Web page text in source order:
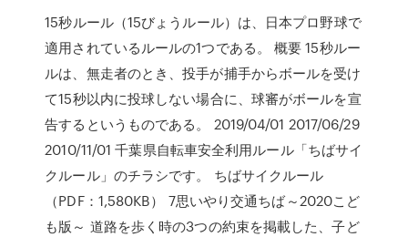
15秒ルール（15びょうルール）は、日本プロ野球で
適用されているルールの1つである。 概要 15秒ルー
ルは、無走者のとき、投手が捕手からボールを受け
て15秒以内に投球しない場合に、球審がボールを宣
告するというものである。 2019/04/01 2017/06/29
2010/11/01 千葉県自転車安全利用ルール「ちばサイ
クルール」のチラシです。 ちばサイクルール
（PDF：1,580KB） 7思いやり交通ちば～2020こど
も版～ 道路を歩く時の3つの約束を掲載した、子ど